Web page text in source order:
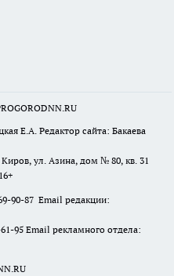
Е.А. Редактор сайта: Бакаева
Киров, ул. Азина, дом № 80, кв. 31
90-87 Email редакции:
95 Email рекламного отдела: